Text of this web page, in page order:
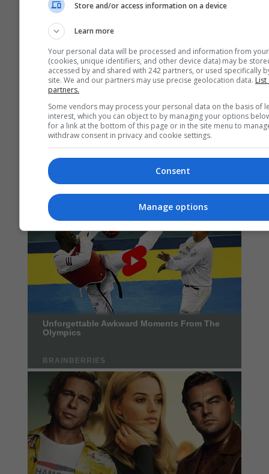
Store and/or access information on a device
Learn more
Your personal data will be processed and information from
(cookies, unique identifiers, and other device data) may be
accessed by and shared with 242 partners, or used specifically
site. We and our partners may use precise geolocation data. List
partners.
Some vendors may process your personal data on the basis of
interest, which you can object to by managing your options
for a link at the bottom of this page or in the site menu to
withdraw consent in privacy and cookie settings.
Consent
Manage options